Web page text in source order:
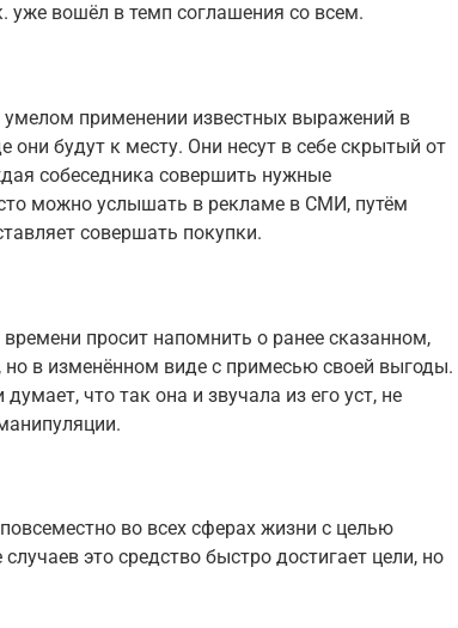
уже вошёл в темп соглашения со всем.
применении известных выражений в
они будут к месту. Они несут в себе скрытый от
собеседника совершить нужные
можно услышать в рекламе в СМИ, путём
совершать покупки.
просит напомнить о ранее сказанном,
в изменённом виде с примесью своей выгоды.
что так она и звучала из его уст, не
во всех сферах жизни с целью
это средство быстро достигает цели, но